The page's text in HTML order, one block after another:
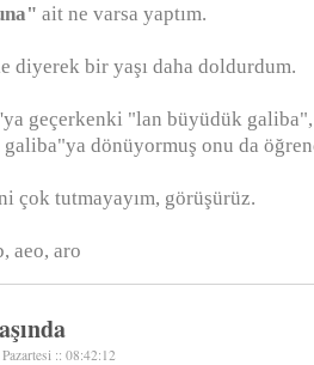
ait ne varsa yaptım.
diyerek bir yaşı daha doldurdum.
geçerkenki "lan büyüdük
galiba"ya dönüyormuş onu da
çok tutmayayım, görüşürüz.
aeo, aro
:: 08:42:12